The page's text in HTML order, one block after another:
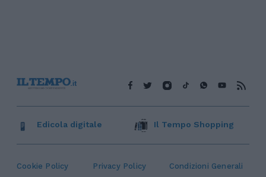
Cookie Policy Privacy Policy Condizioni Generali
Edicola digitale Il Tempo Shopping